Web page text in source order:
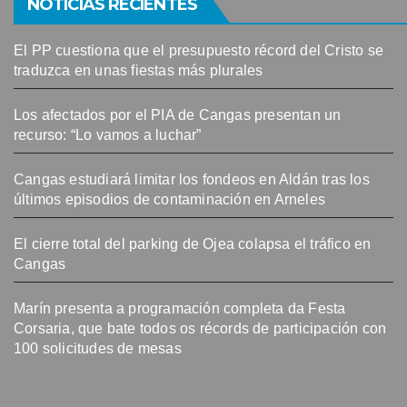
NOTICIAS RECIENTES
El PP cuestiona que el presupuesto récord del Cristo se
traduzca en unas fiestas más plurales
Los afectados por el PIA de Cangas presentan un
recurso: “Lo vamos a luchar”
Cangas estudiará limitar los fondeos en Aldán tras los
últimos episodios de contaminación en Arneles
El cierre total del parking de Ojea colapsa el tráfico en
Cangas
Marín presenta a programación completa da Festa
Corsaria, que bate todos os récords de participación con
100 solicitudes de mesas